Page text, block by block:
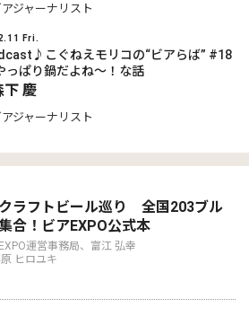
アジャーナリスト
Fri.
こぐねえモリコの“ビアらば” #18
っぱり鍋だよね～！な話
下 慶
アジャーナリスト
ラフトビール巡り 全国203ブル
合！ビアEXPO公式本
運営事務局、富江 弘幸
ヒロユキ